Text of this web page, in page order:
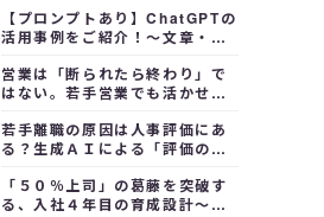
【プロンプトあり】ChatGPTの
活用事例をご紹介！～文章・画
営業は「断られたら終わり」で
はない。若手営業でも活かせ
のポイント
若手離職の原因は人事評価にあ
る？生成ＡＩによる「評価のズ
を作る
「５０％上司」の葛藤を突破す
る、入社４年目の育成設計～停